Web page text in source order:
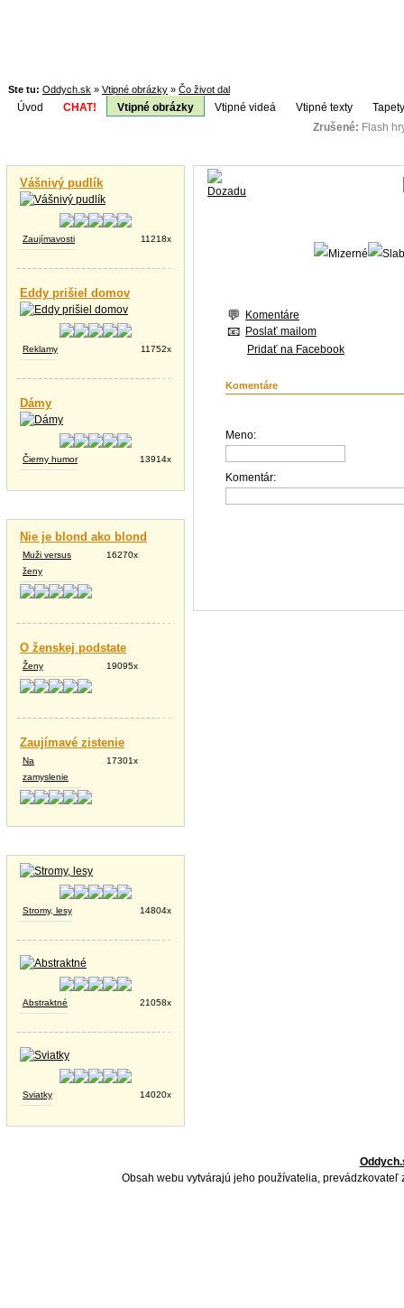
Ste tu: Oddych.sk » Vtipné obrázky » Čo život dal
Úvod CHAT! Vtipné obrázky Vtipné videá Vtipné texty
Zrušené: Flash
Vášnivý pudlík
Zaujímavosti 11218x
Eddy prišiel domov
Reklamy 11752x
Dámy
Čierny humor 13914x
Nie je blond ako blond
Muži versus
ženy
16270x
O ženskej podstate
Ženy 19095x
Zaujímavé zistenie
Na
zamyslenie
17301x
Stromy, lesy 14804x
Abstraktné 21058x
Sviatky 14020x
Komentáre
Poslať mailom
Pridať na Facebook
Komentáre
Meno:
Komentár:
Obsah webu vytvárajú jeho používatelia,